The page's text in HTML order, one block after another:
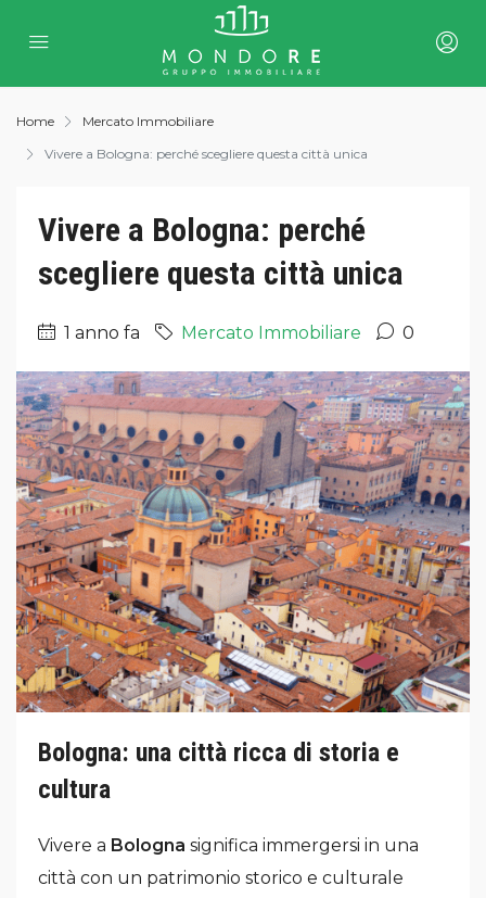
Home
Mercato Immobiliare
Vivere a Bologna: perché scegliere questa città unica
Vivere a Bologna: perché
scegliere questa città unica
1 anno fa Mercato Immobiliare 0
Bologna: una città ricca di storia e
cultura
Vivere a Bologna significa immergersi in una
città con un patrimonio storico e culturale